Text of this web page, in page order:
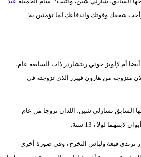
وأحب شغفك وقوتك واندفاعك لما تؤمنين به".
قبعة ولباس التخرج ، وفي صورة أخرى
السابق تشارلي شين، اللذان تزوجا من عام
أم لإلويز جوني ريتشاردز ذات السابعة عام،
عام 2011، وهي الآن متزوجة من هارون فيبرز الذي تزوجته في